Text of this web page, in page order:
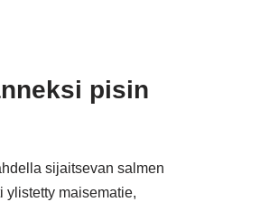
pisin
sijaitsevan salmen
ylistetty maisematie,